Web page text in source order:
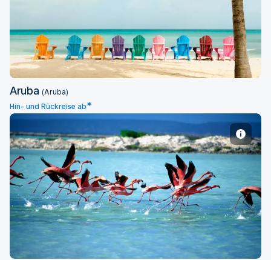
Aruba (Aruba)
Hin- und Rückreise ab*
Bonaire